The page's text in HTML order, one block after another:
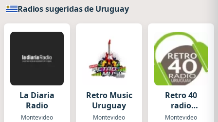
Radios sugeridas de Uruguay
La Diaria
Radio
Montevideo
Retro Music
Uruguay
Montevideo
Retro 40
radio
Uruguay
Montevideo